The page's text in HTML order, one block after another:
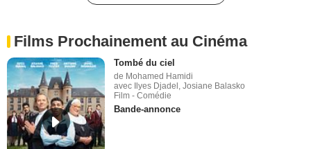
Films Prochainement au Cinéma
Tombé du ciel
de Mohamed Hamidi
avec Ilyes Djadel, Josiane Balasko
Film - Comédie
Bande-annonce